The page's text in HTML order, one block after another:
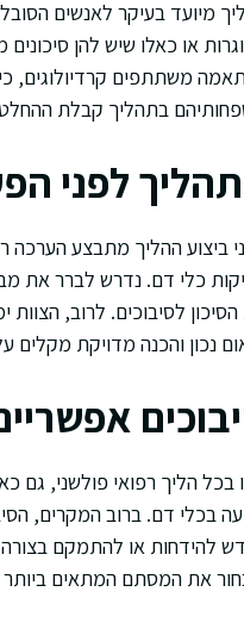
מיועד בעיקר לאנשים
או כאלו שיש להן
משתתפים קרדיולוגים,
בתהליך קבלת
לפני
כלי דם. נדרש לברר את
לסיבוכים. לרוב, הצוות
נכון והכנה מדויקת
בכל הליך רפואי פולשני, גם
בכלי דם. ברוב המקרים,
להידחות או להתמקם
את המסתם המתאים